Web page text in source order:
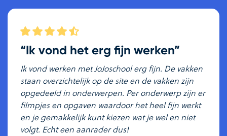
“Ik vond het erg fijn werken”
Ik vond werken met JoJoschool erg fijn. De vakken
staan overzichtelijk op de site en de vakken zijn
opgedeeld in onderwerpen. Per onderwerp zijn er
filmpjes en opgaven waardoor het heel fijn werkt
en je gemakkelijk kunt kiezen wat je wel en niet
volgt. Echt een aanrader dus!